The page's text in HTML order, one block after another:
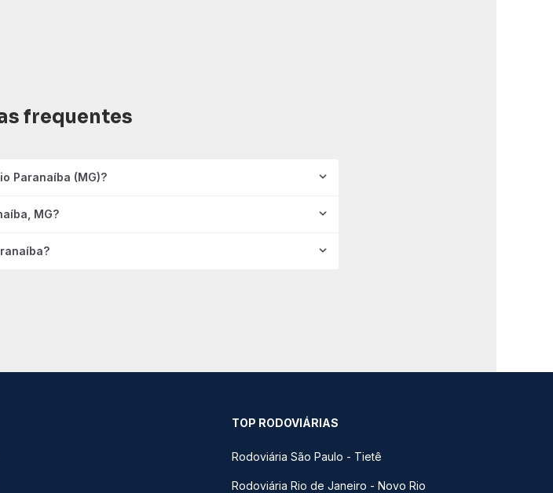
frequentes
Paranaíba (MG)?
MG?
TOP RODOVIÁRIAS
Rodoviária São Paulo - Tietê
Rodoviária Rio de Janeiro - Novo Rio